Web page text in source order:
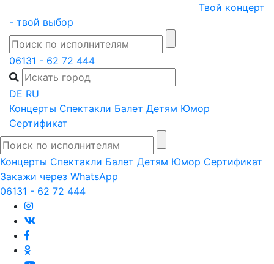
content
Твой концерт
- твой выбор
06131 - 62 72 444
DE RU
Концерты Спектакли Балет Детям Юмор
Сертификат
Концерты Спектакли Балет Детям Юмор Сертификат
Закажи через WhatsApp
06131 - 62 72 444